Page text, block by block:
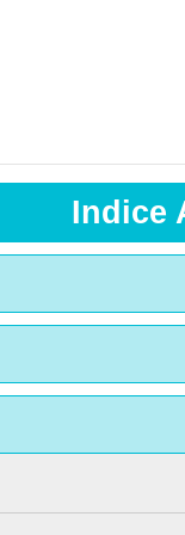
Indice